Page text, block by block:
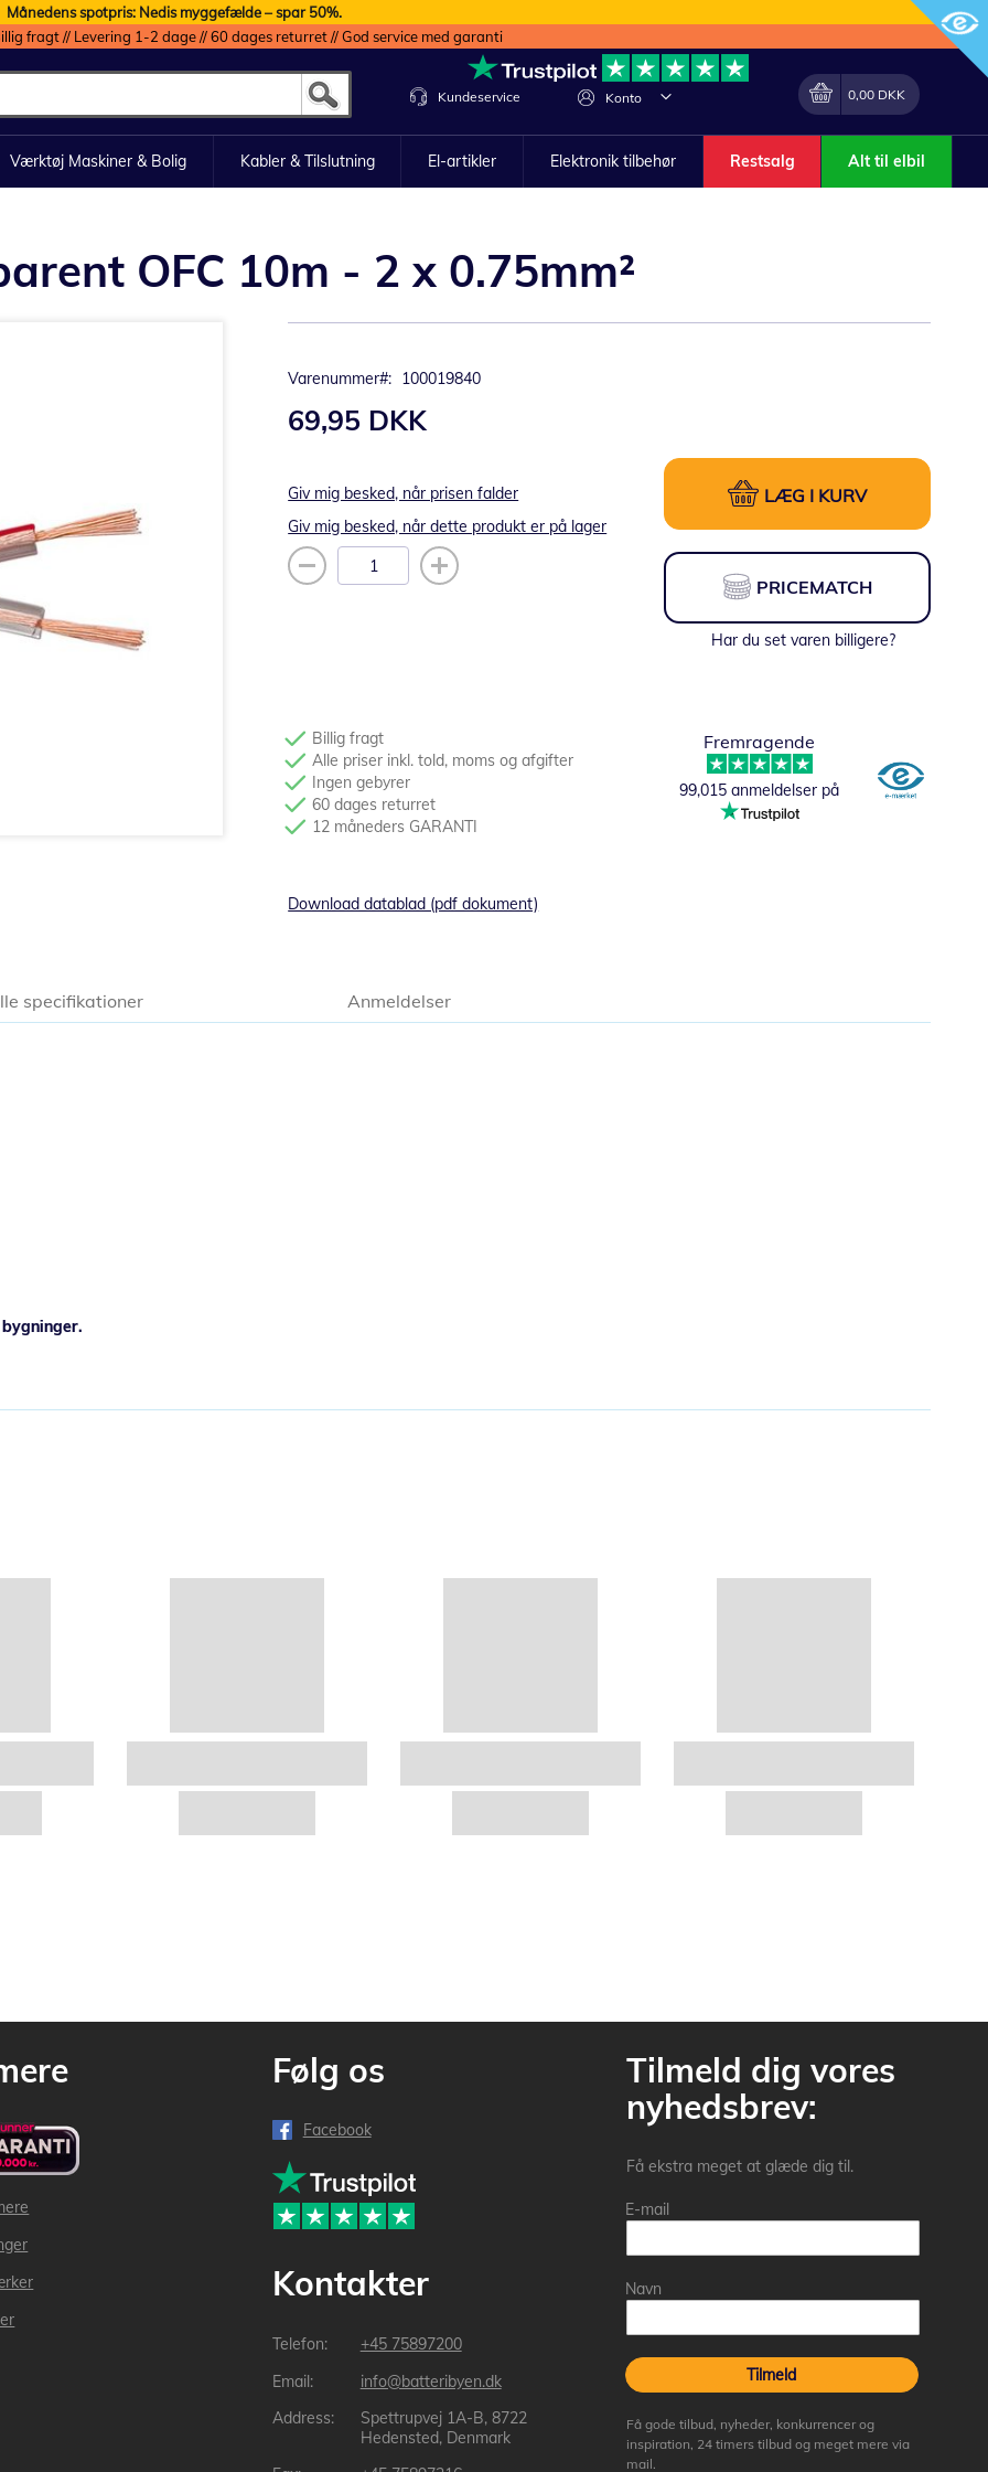
Månedens spotpris: Nedis myggefælde – spar 50%.
fragt // Levering 1-2 dage // 60 dages returret // God service med garanti
Konto
Lave
Min indkøbskurv
0,00 DKK
Kundeservice
Værktøj Maskiner & Bolig Kabler & Tilslutning El-artikler Elektronik tilbehør Restsalg Alt til elbil
OFC 10m - 2 x 0.75mm²
Varenummer 100019840
69,95 DKK
Giv mig besked, når prisen falder
Giv mig besked, når dette produkt er på lager
LÆG I KURV
PRICEMATCH
Har du set varen billigere?
Billig fragt
Alle priser inkl. told, moms og afgifter
Ingen gebyrer
60 dages returret
12 måneders GARANTI
Fremragende
99,015 anmeldelser på
Download datablad (pdf dokument)
specifikationer Anmeldelser
Følg os
Facebook
Kontakter
+45 75897200
info@batteribyen.dk
Spettrupvej 1A-B, 8722
Hedensted, Denmark
Tilmeld dig vores
nyhedsbrev:
Få ekstra meget at glæde dig til.
E-mail
Navn
Tilmeld
Få gode tilbud, nyheder, konkurrencer og
inspiration, 24 timers tilbud og meget mere via
mail.